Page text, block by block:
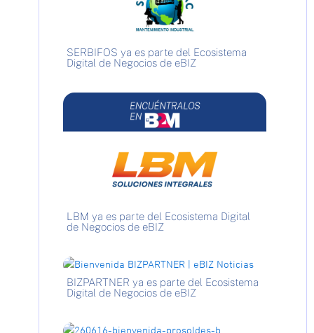
SERBIFOS ya es parte del Ecosistema
Digital de Negocios de eBIZ
LBM ya es parte del Ecosistema Digital
de Negocios de eBIZ
BIZPARTNER ya es parte del Ecosistema
Digital de Negocios de eBIZ